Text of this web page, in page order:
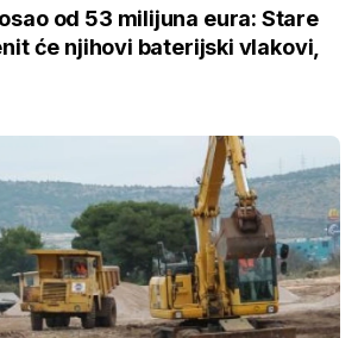
od 53 milijuna eura: Stare
će njihovi baterijski vlakovi,